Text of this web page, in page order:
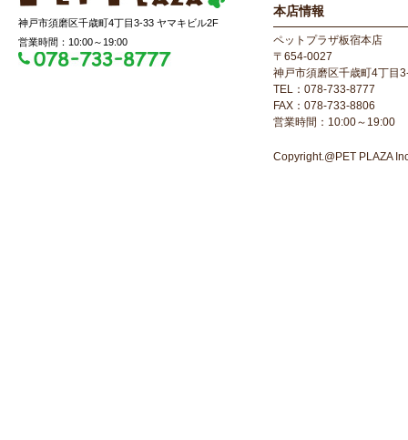
神戸市須磨区千歳町4丁目3-33 ヤマキビル2F
営業時間：10:00～19:00
本店情報
ペットプラザ板宿本店
〒654-0027
神戸市須磨区千歳町4丁目
TEL：078-733-8777
FAX：078-733-8806
営業時間：10:00～19:00
Copyright.@PET PLAZA